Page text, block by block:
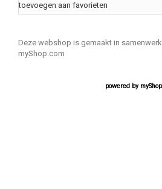
toevoegen aan favorieten
Deze webshop is gemaakt in
myShop.com
powered by